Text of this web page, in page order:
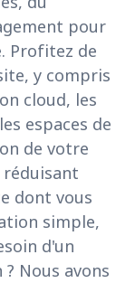
pour
Profitez de
y compris
cloud, les
espaces de
de votre
dont vous
simple,
d'un
Nous avons